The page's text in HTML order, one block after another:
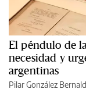
El péndulo de
necesidad y
argentinas
Pilar González